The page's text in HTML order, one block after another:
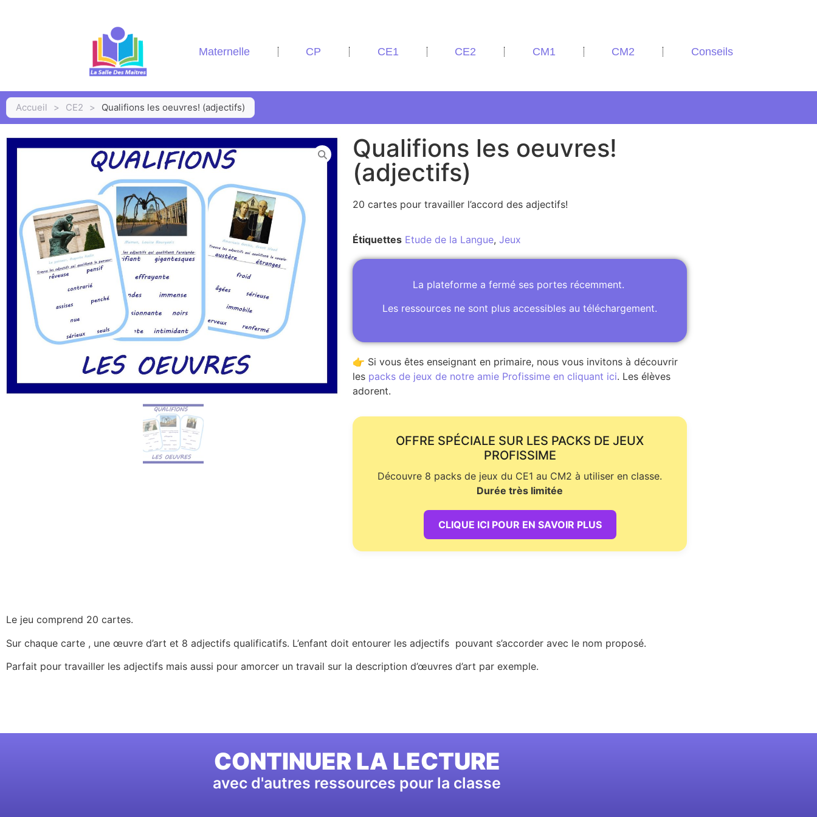
Maternelle CP CE1 CE2 CM1 CM2 Conseils
Accueil > CE2 > Qualifions les oeuvres! (adjectifs)
Qualifions les oeuvres!
(adjectifs)
20 cartes pour travailler l’accord des adjectifs!
Étiquettes Etude de la Langue, Jeux
La plateforme a fermé ses portes récemment.
Les ressources ne sont plus accessibles au téléchargement.
👉 Si vous êtes enseignant en primaire, nous vous invitons à découvrir
les packs de jeux de notre amie Profissime en cliquant ici. Les élèves
adorent.
OFFRE SPÉCIALE SUR LES PACKS DE JEUX
PROFISSIME
Découvre 8 packs de jeux du CE1 au CM2 à utiliser en classe.
Durée très limitée
CLIQUE ICI POUR EN SAVOIR PLUS
Le jeu comprend 20 cartes.
Sur chaque carte , une œuvre d’art et 8 adjectifs qualificatifs. L’enfant doit entourer les adjectifs pouvant s’accorder avec le nom proposé.
Parfait pour travailler les adjectifs mais aussi pour amorcer un travail sur la description d’œuvres d’art par exemple.
CONTINUER LA LECTURE
avec d'autres ressources pour la classe